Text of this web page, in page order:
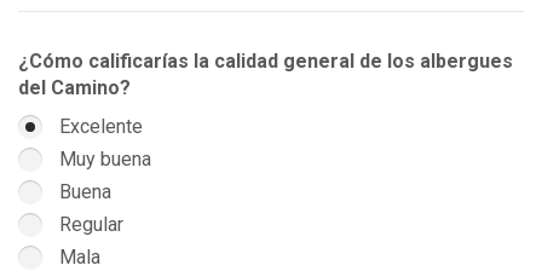
¿Cómo calificarías la calidad general de los albergues
del Camino?
Excelente
Muy buena
Buena
Regular
Mala